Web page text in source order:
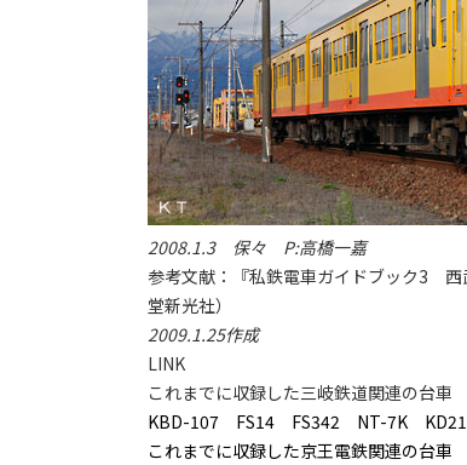
2008.1.3 保々 P:高橋一嘉
参考文献：『私鉄電車ガイドブック3
堂新光社）
2009.1.25作成
LINK
これまでに収録した三岐鉄道関連の台車
KBD-107
FS14 FS342 NT-7K
これまでに収録した京王電鉄関連の台車